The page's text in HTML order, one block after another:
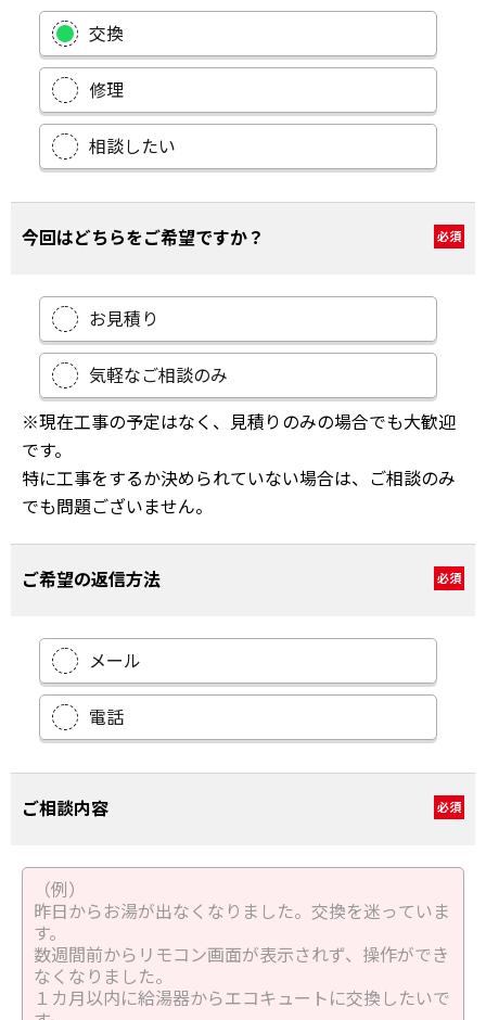
交換
修理
相談したい
今回はどちらをご希望ですか？ 必須
お見積り
気軽なご相談のみ
※現在工事の予定はなく、見積りのみの場合でも大歓迎
です。
特に工事をするか決められていない場合は、ご相談のみ
でも問題ございません。
ご希望の返信方法 必須
メール
電話
ご相談内容 必須